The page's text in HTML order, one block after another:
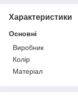
Характеристики
Основні
Виробник
Колір
Матеріал